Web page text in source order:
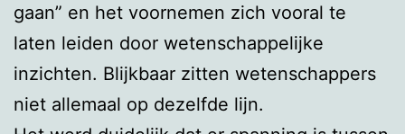
gaan” en het voornemen zich vooral te
laten leiden door wetenschappelijke
inzichten. Blijkbaar zitten wetenschappers
niet allemaal op dezelfde lijn.